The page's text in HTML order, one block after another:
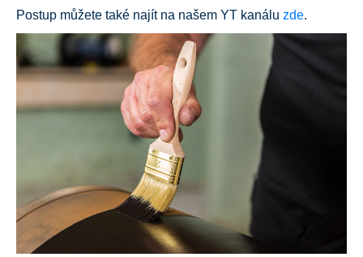
Postup můžete také najít na našem YT kanálu zde.